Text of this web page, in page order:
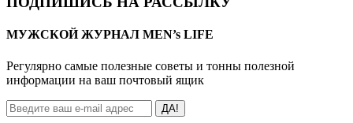
МУЖСКОЙ ЖУРНАЛ MEN’s LIFE
Регулярно самые полезные советы и тонны полезной
информации на ваш почтовый ящик
ДА!